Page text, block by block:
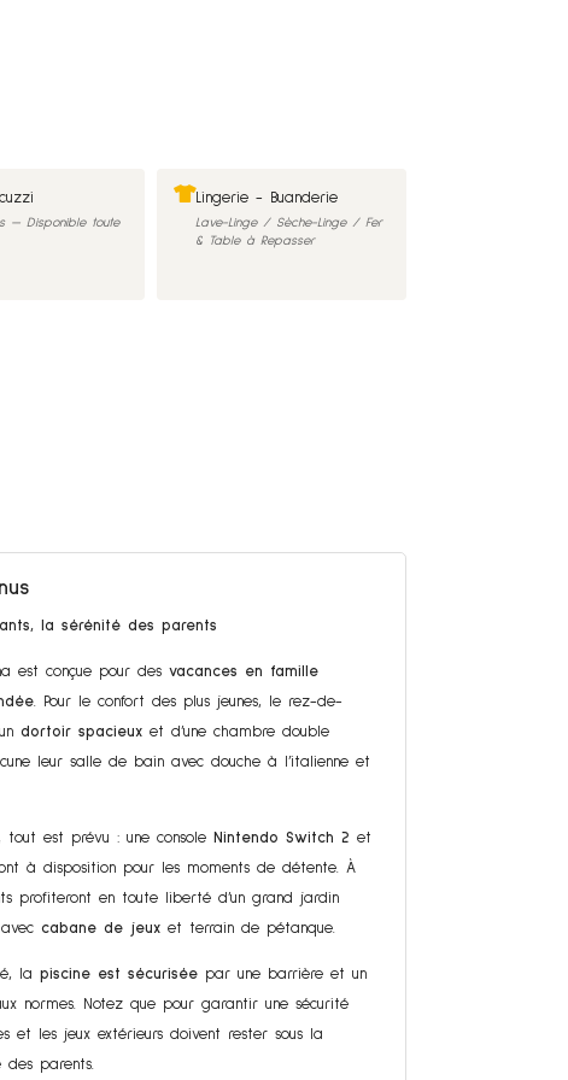
— Disponible toute
Lingerie - Buanderie
Lave-Linge / Sèche-Linge / Fer
& Table à Repasser
la sérénité des parents
est conçue pour desvacances en famille
. Pour le confort des plus jeunes, le rez-de-
dortoir spacieux et d’une chambre double
leur salle de bain avec douche à l’italienne et
tout est prévu : une console Nintendo Switch 2 et
à disposition pour les moments de détente. À
profiteront en toute liberté d’un grand jardin
aveccabane de jeux et terrain de pétanque.
lapiscine est sécurisée par une barrière et un
normes. Notez que pour garantir une sécurité
et les jeux extérieurs doivent rester sous la
des parents.